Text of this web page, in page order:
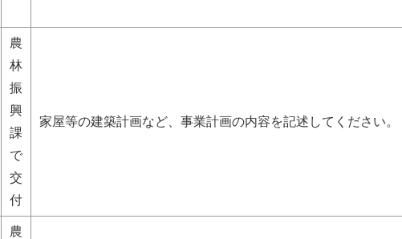
農
林
振
興
課
で
交
付
家屋等の建築計画など、事業計画の内容を記述してください。
農